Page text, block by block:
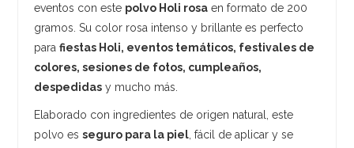
eventos con este polvo Holi rosa en formato de 200
gramos. Su color rosa intenso y brillante es perfecto
parafiestas Holi, eventos temáticos, festivales de
colores, sesiones de fotos, cumpleaños,
despedidas y mucho más.
Elaborado con ingredientes de origen natural, este
polvo esseguro para la piel , fácil de aplicar y se